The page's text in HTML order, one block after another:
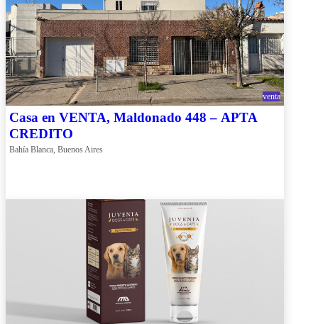
venta
Casa en VENTA, Maldonado 448 – APTA
CREDITO
Bahía Blanca, Buenos Aires